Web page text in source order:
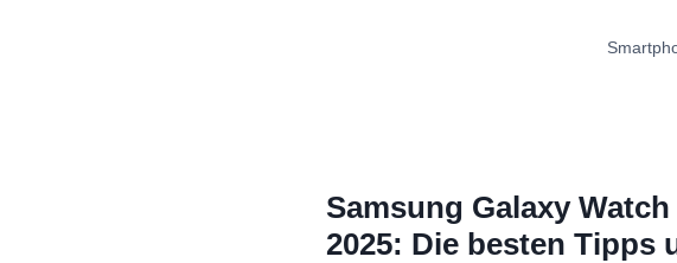
Samsung Galaxy
2025: Die besten